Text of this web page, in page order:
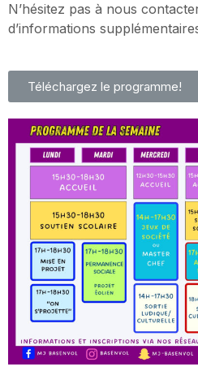
N’hésitez pas à nous
d’informations
Téléchargez le programme!